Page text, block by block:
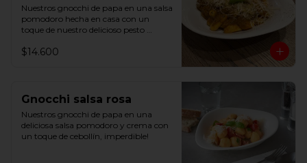
Nuestros gnocchi de papa en una salsa
pomodoro hecha en casa con un
toque de nuestro delicioso pesto
$14.600
Gnocchi salsa rosa
Nuestros gnocchi de papa en una
deliciosa salsa pomodoro y crema con
un toque de cebollín, imperdible!